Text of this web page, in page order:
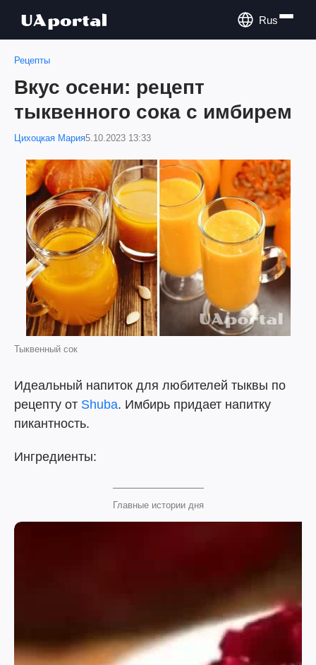
Rus
Рецепты
Вкус осени: рецепт
тыквенного сока с имбирем
Цихоцкая Мария5.10.2023 13:33
Тыквенный сок
Идеальный напиток для любителей тыквы по
рецепту от Shuba. Имбирь придает напитку
пикантность.
Ингредиенты:
Главные истории дня